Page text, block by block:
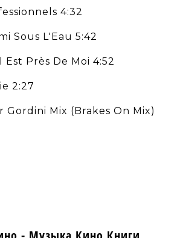
4:32
Sous L'Eau 5:42
Est Près De Moi 4:52
2:27
Gordini Mix (Brakes On Mix)